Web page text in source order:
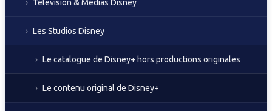
Télévision & Médias Disney
Les Studios Disney
Le catalogue de Disney+ hors productions originales
Le contenu original de Disney+